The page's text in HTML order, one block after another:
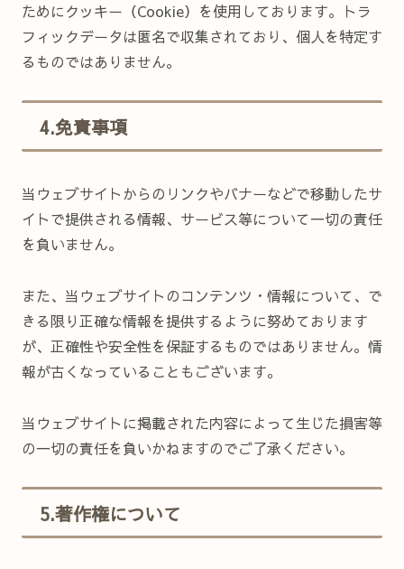
ためにクッキー（Cookie）を使用しております。トラ
フィックデータは匿名で収集されており、個人を特定す
るものではありません。
4.免責事項
当ウェブサイトからのリンクやバナーなどで移動したサ
イトで提供される情報、サービス等について一切の責任
を負いません。
また、当ウェブサイトのコンテンツ・情報について、で
きる限り正確な情報を提供するように努めております
が、正確性や安全性を保証するものではありません。情
報が古くなっていることもございます。
当ウェブサイトに掲載された内容によって生じた損害等
の一切の責任を負いかねますのでご了承ください。
5.著作権について